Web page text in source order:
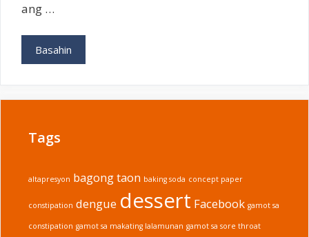
ang …
Basahin
Gumawa
Tags
altapresyon bagong taon baking soda concept paper
constipation dengue dessert Facebook gamot sa
constipation gamot sa makating lalamunan gamot sa sore throat